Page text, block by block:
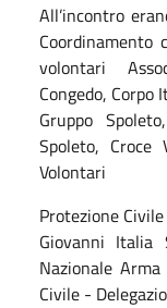
All’incontro
Coordinamento
volontari
Congedo, Corpo
Gruppo
Spoleto, Croce
Volontari
Protezione
Giovanni Italia
Nazionale
Civile -